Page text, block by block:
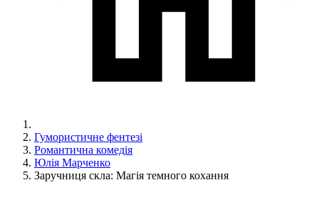
Гумористичне фентезі
Романтична комедія
Юлія Марченко
Заручниця скла: Магія темного кохання